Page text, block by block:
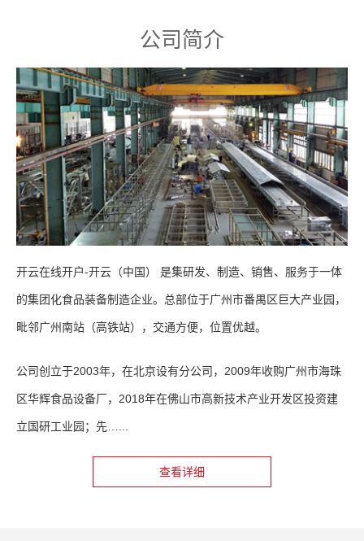
公司简介
开云在线开户-开云（中国） 是集研发、制造、销售、服务于一体
的集团化食品装备制造企业。总部位于广州市番禺区巨大产业园，
毗邻广州南站（高铁站），交通方便，位置优越。
公司创立于2003年，在北京设有分公司，2009年收购广州市海珠
区华辉食品设备厂，2018年在佛山市高新技术产业开发区投资建
立国研工业园；先…...
查看详细